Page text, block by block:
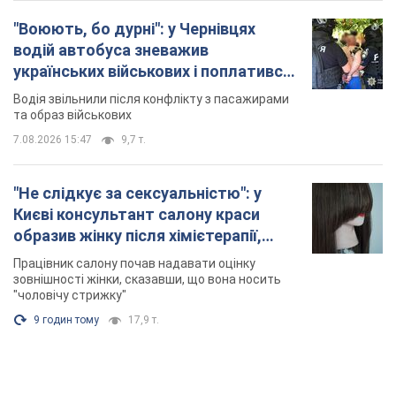
"Воюють, бо дурні": у Чернівцях
водій автобуса зневажив
українських військових і поплатився.
Відео
Водія звільнили після конфлікту з пасажирами
та образ військових
7.08.2026 15:47 9,7 т.
"Не слідкує за сексуальністю": у
Києві консультант салону краси
образив жінку після хімієтерапії,
розгорівся скандал. Фото
Працівник салону почав надавати оцінку
зовнішності жінки, сказавши, що вона носить
"чоловічу стрижку"
9 годин тому 17,9 т.